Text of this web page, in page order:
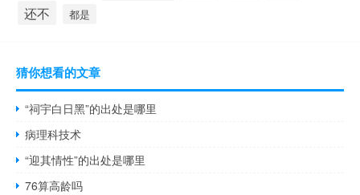
还不 都是
猜你想看的文章
“祠宇白日黑”的出处是哪里
病理科技术
“迎其情性”的出处是哪里
76算高龄吗